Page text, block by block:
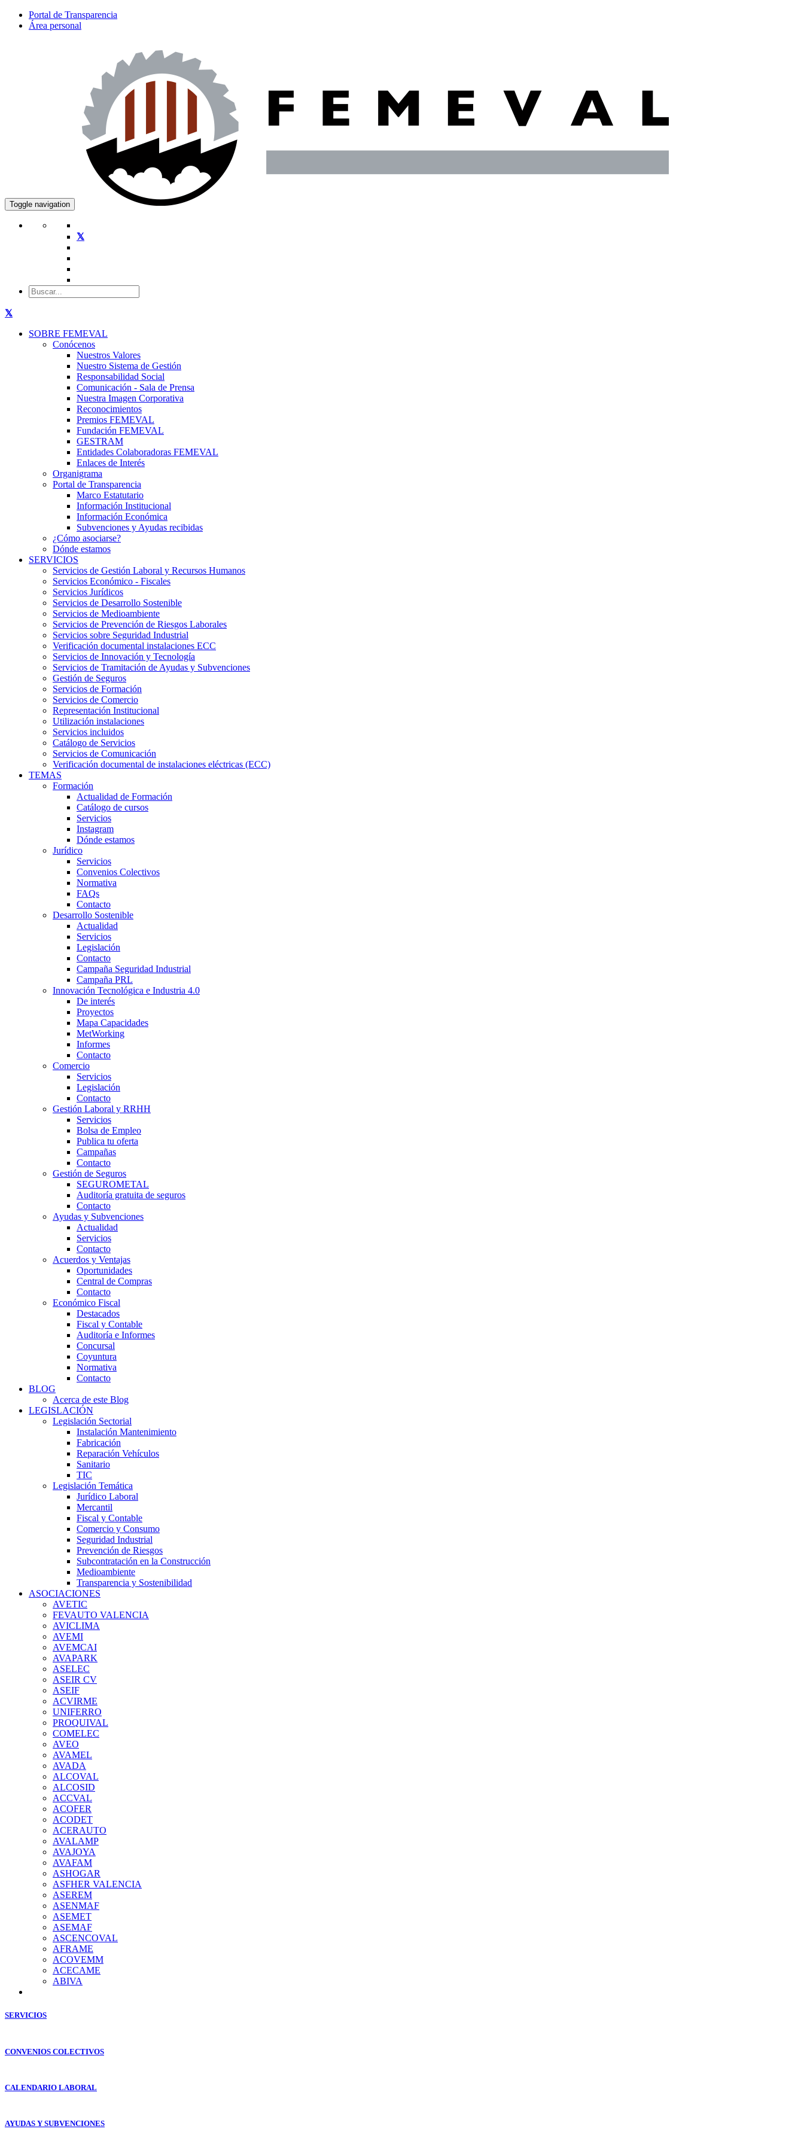
Portal de Transparencia
Área personal
Toggle navigation
SOBRE FEMEVAL
Conócenos
Nuestros Valores
Nuestro Sistema de Gestión
Responsabilidad Social
Comunicación - Sala de Prensa
Nuestra Imagen Corporativa
Reconocimientos
Premios FEMEVAL
Fundación FEMEVAL
GESTRAM
Entidades Colaboradoras FEMEVAL
Enlaces de Interés
Organigrama
Portal de Transparencia
Marco Estatutario
Información Institucional
Información Económica
Subvenciones y Ayudas recibidas
¿Cómo asociarse?
Dónde estamos
SERVICIOS
Servicios de Gestión Laboral y Recursos Humanos
Servicios Económico - Fiscales
Servicios Jurídicos
Servicios de Desarrollo Sostenible
Servicios de Medioambiente
Servicios de Prevención de Riesgos Laborales
Servicios sobre Seguridad Industrial
Verificación documental instalaciones ECC
Servicios de Innovación y Tecnología
Servicios de Tramitación de Ayudas y Subvenciones
Gestión de Seguros
Servicios de Formación
Servicios de Comercio
Representación Institucional
Utilización instalaciones
Servicios incluidos
Catálogo de Servicios
Servicios de Comunicación
Verificación documental de instalaciones eléctricas (ECC)
TEMAS
Formación
Actualidad de Formación
Catálogo de cursos
Servicios
Instagram
Dónde estamos
Jurídico
Servicios
Convenios Colectivos
Normativa
FAQs
Contacto
Desarrollo Sostenible
Actualidad
Servicios
Legislación
Contacto
Campaña Seguridad Industrial
Campaña PRL
Innovación Tecnológica e Industria 4.0
De interés
Proyectos
Mapa Capacidades
MetWorking
Informes
Contacto
Comercio
Servicios
Legislación
Contacto
Gestión Laboral y RRHH
Servicios
Bolsa de Empleo
Publica tu oferta
Campañas
Contacto
Gestión de Seguros
SEGUROMETAL
Auditoría gratuita de seguros
Contacto
Ayudas y Subvenciones
Actualidad
Servicios
Contacto
Acuerdos y Ventajas
Oportunidades
Central de Compras
Contacto
Económico Fiscal
Destacados
Fiscal y Contable
Auditoría e Informes
Concursal
Coyuntura
Normativa
Contacto
BLOG
Acerca de este Blog
LEGISLACIÓN
Legislación Sectorial
Instalación Mantenimiento
Fabricación
Reparación Vehículos
Sanitario
TIC
Legislación Temática
Jurídico Laboral
Mercantil
Fiscal y Contable
Comercio y Consumo
Seguridad Industrial
Prevención de Riesgos
Subcontratación en la Construcción
Medioambiente
Transparencia y Sostenibilidad
ASOCIACIONES
AVETIC
FEVAUTO VALENCIA
AVICLIMA
AVEMI
AVEMCAI
AVAPARK
ASELEC
ASEIR CV
ASEIF
ACVIRME
UNIFERRO
PROQUIVAL
COMELEC
AVEO
AVAMEL
AVADA
ALCOVAL
ALCOSID
ACCVAL
ACOFER
ACODET
ACERAUTO
AVALAMP
AVAJOYA
AVAFAM
ASHOGAR
ASFHER VALENCIA
ASEREM
ASENMAF
ASEMET
ASEMAF
ASCENCOVAL
AFRAME
ACOVEMM
ACECAME
ABIVA
SERVICIOS
CONVENIOS COLECTIVOS
CALENDARIO LABORAL
AYUDAS Y SUBVENCIONES